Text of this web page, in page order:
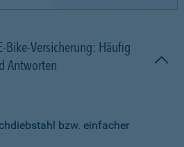
Bike-Versicherung: Häufig
Antworten
bzw. einfacher